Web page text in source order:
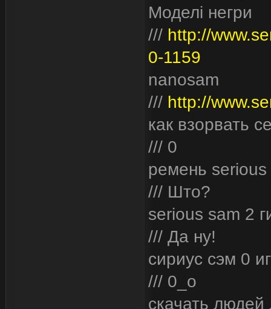
Моделі негри
/// http://
0-1159
nanosam
/// http://
как взорвать
/// 0
ремень serious
/// Што?
serious sam 2
/// Да ну!
сириус сэм 0
/// 0_o
скачать